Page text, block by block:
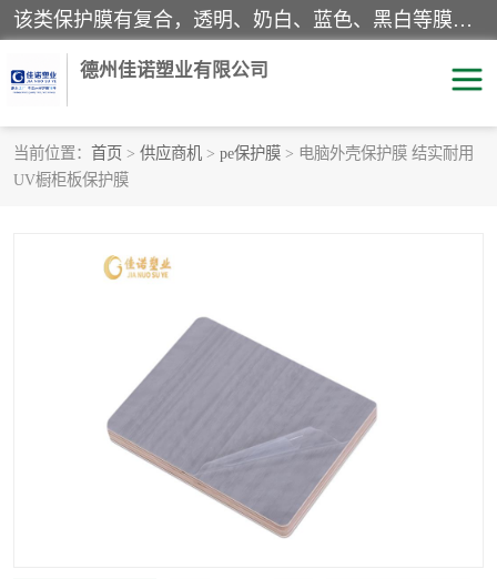
该类保护膜有复合，透明、奶白、蓝色、黑白等膜型。特高粘，高粘，中高粘，中粘，中低粘，低粘等。对于不同的粘力要求有相应的产品相适配。无胶渍残留污染。在较宽的收卷幅度下平整无皱纹，收卷长度大，利于机械化及自动化施工粘贴。为您的产品提供的表面保护解决方案。 产品广泛适用于：铝材、不锈钢、金属、塑料、电子、家电、家具、玻璃、化工材料、装饰材料等。
德州佳诺塑业有限公司
当前位置： 首页 > 供应商机 > pe保护膜 > 电脑外壳保护膜 结实耐用
UV橱柜板保护膜
pe保护膜
乳白保护膜
明蓝保护膜
彩钢板保护膜
两边上胶保护膜